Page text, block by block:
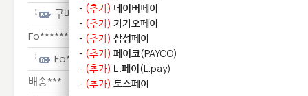
구매***
Fo********************
Fo********************
배송***
- (추가) 네이버페이
- (추가) 카카오페이
- (추가) 삼성페이
- (추가) 페이코(PAYCO)
- (추가) L.페이(L.pay)
- (추가) 토스페이